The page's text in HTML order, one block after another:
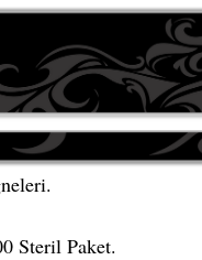
Steril Paket.